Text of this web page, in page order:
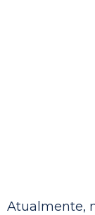
Atualmente,